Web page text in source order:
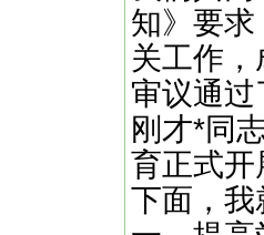
知》要
关工作
审议通
刚才*同
育正式开
下面，我